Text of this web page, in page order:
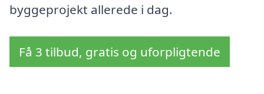
byggeprojekt allerede i dag.
Få 3 tilbud, gratis og uforpligtende